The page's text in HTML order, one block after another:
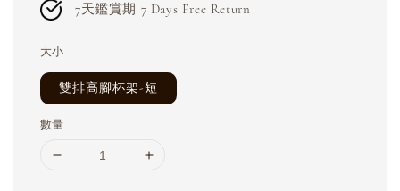
7天鑑賞期 7 Days Free Return
大小
雙排高腳杯架-短
數量